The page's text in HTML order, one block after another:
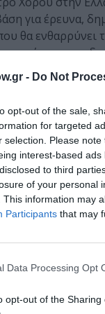
- Do Not
opt-out of the sale,
for targeted
selection. Please
interest-based
to third
of your personal
This information may
Participants that may
Data Processing Opt
opt-out of the Sharing
για έρευνα,
θα
το χτίσιμο των
με
ξεκινάω με
όσο
της
μέλος
δράσεων. Στα
των τεχνών
και